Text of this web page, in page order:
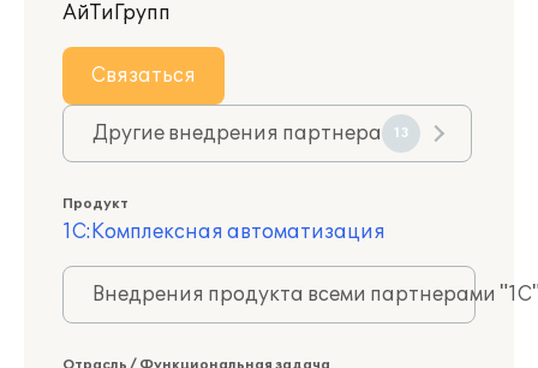
АйТиГрупп
Связаться
Другие внедрения партнера 13
Продукт
1С:Комплексная автоматизация
Внедрения продукта всеми партнерами